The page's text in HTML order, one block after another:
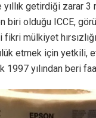
getirdiği zarar 3
biri olduğu ICCE,
mülkiyet
etmek için yetkili,
1997 yılından beri